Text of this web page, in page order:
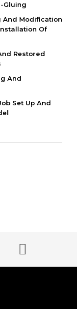
Gluing
And Modification
Of
Restored
And
Set Up And